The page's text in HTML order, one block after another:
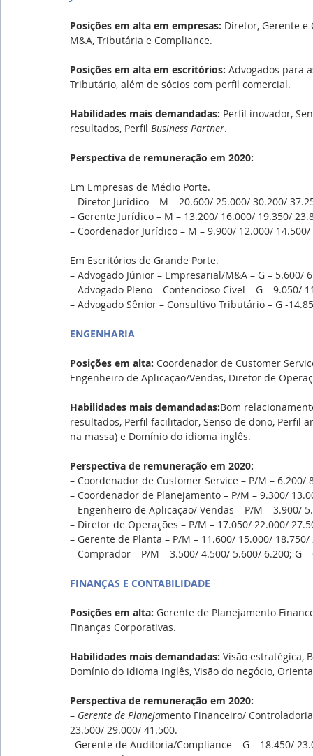
Posições em alta em empresas: Diretor, Gerente
M&A, Tributária e Compliance.
Posições em alta em escritórios: Advogados para
Tributário, além de sócios com perfil comercial.
Habilidades mais demandadas: Perfil inovador,
resultados, Perfil Business Partner.
Perspectiva de remuneração em 2020:
Em Empresas de Médio Porte.
– Diretor Jurídico – M – 20.600/ 25.000/ 30.200/
– Gerente Jurídico – M – 13.200/ 16.000/ 19.350/
– Coordenador Jurídico – M – 9.900/ 12.000/
Em Escritórios de Grande Porte.
– Advogado Júnior – Empresarial/M&A – G – 5.600/
– Advogado Pleno – Contencioso Cível – G – 9.050/
– Advogado Sênior – Consultivo Tributário – G -
ENGENHARIA
Posições em alta: Coordenador de Customer
Engenheiro de Aplicação/Vendas, Diretor de
Habilidades mais demandadas:Bom
resultados, Perfil facilitador, Senso de dono, Perfil
na massa) e Domínio do idioma inglês.
Perspectiva de remuneração em 2020:
– Coordenador de Customer Service – P/M –
– Coordenador de Planejamento – P/M – 9.300/
– Engenheiro de Aplicação/ Vendas – P/M – 3.900/
– Diretor de Operações – P/M – 17.050/ 22.000/
– Gerente de Planta – P/M – 11.600/ 15.000/
– Comprador – P/M – 3.500/ 4.500/ 5.600/ 6.200; G
FINANÇAS E CONTABILIDADE
Posições em alta: Gerente de Planejamento
Finanças Corporativas.
Habilidades mais demandadas: Visão estratégica,
Domínio do idioma inglês, Visão do negócio,
Perspectiva de remuneração em 2020:
– Gerente de Planejamento Financeiro/
23.500/ 29.000/ 41.500.
–Gerente de Auditoria/Compliance – G – 18.450/